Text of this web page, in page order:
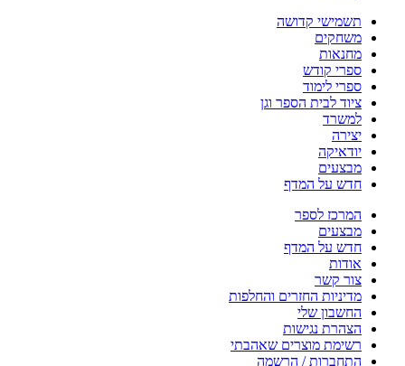
תשמישי קדושה
משחקים
מחנאות
ספרי קודש
ספרי לימוד
ציוד לבית הספר וגן
למשרד
יצירה
יודאיקה
מבצעים
חדש על המדף
המרכז לספר
מבצעים
חדש על המדף
אודות
צור קשר
מדיניות החזרים והחלפות
החשבון שלי
הצהרת נגישות
רשימת מוצרים שאהבתי
התחברות / הרשמה